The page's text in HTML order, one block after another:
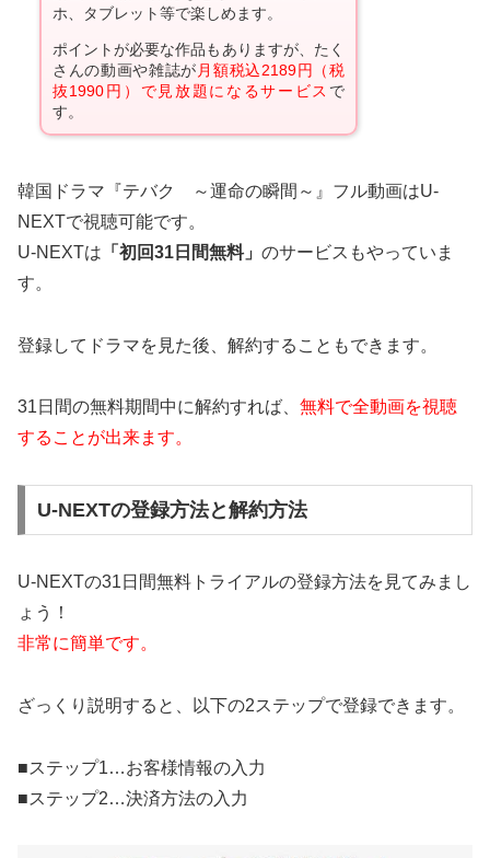
ホ、タブレット等で楽しめます。
ポイントが必要な作品もありますが、たく
さんの動画や雑誌が 月額税込2189円（税
抜1990円）で見放題になるサービス で
す。
韓国ドラマ『テバク ～運命の瞬間～』フル動画はU-
NEXTで視聴可能です。
U-NEXTは 「初回31日間無料」 のサービスもやっていま
す。
登録してドラマを見た後、解約することもできます。
31日間の無料期間中に解約すれば、 無料で全動画を視聴
することが出来ます。
U-NEXTの登録方法と解約方法
U-NEXTの31日間無料トライアルの登録方法を見てみまし
ょう！
非常に簡単です。
ざっくり説明すると、以下の2ステップで登録できます。
■ステップ1…お客様情報の入力
■ステップ2…決済方法の入力